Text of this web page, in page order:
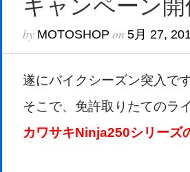
by MOTOSHOP on 5月 27,
遂にバイクシーズン突入で
そこで、免許取りたてのラ
カワサキNinja250シリーズ